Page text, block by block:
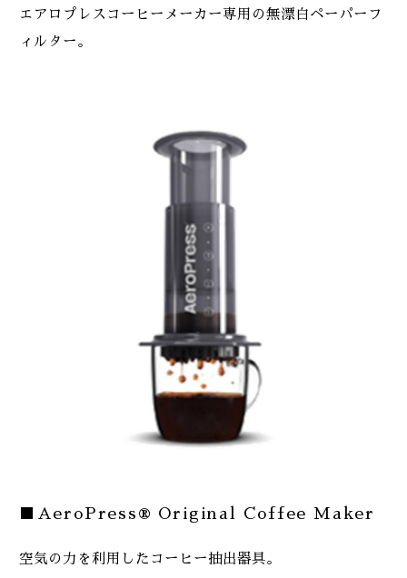
エアロプレスコーヒーメーカー専用の無漂白ペーパーフ
ィルター。
■AeroPress® Original Coffee Maker
空気の力を利用したコーヒー抽出器具。